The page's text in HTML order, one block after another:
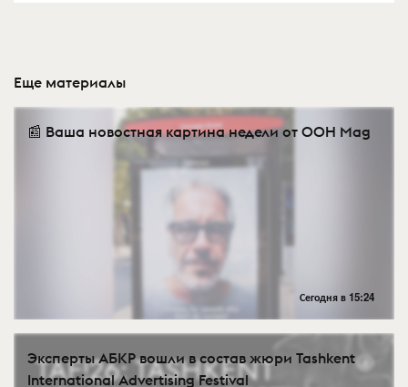
Еще материалы
📰 Ваша новостная картина недели от OOH Mag
Сегодня в 15:24
Эксперты АБКР вошли в состав жюри Tashkent
International Advertising Festival